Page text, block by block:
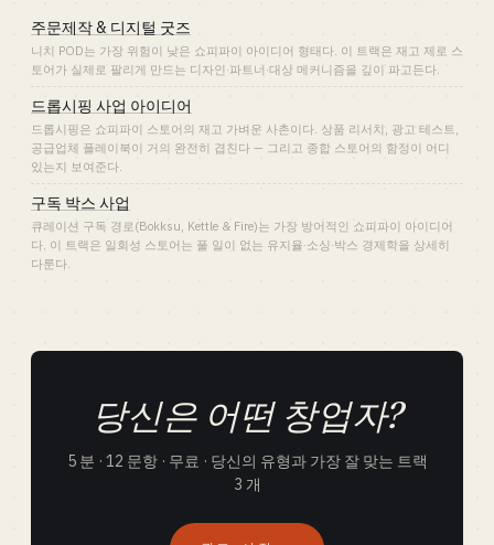
주문제작 & 디지털 굿즈
니치 POD는 가장 위험이 낮은 쇼피파이 아이디어 형태다. 이 트랙은 재고 제로 스
토어가 실제로 팔리게 만드는 디자인·파트너·대상 메커니즘을 깊이 파고든다.
드롭시핑 사업 아이디어
드롭시핑은 쇼피파이 스토어의 재고 가벼운 사촌이다. 상품 리서치, 광고 테스트,
공급업체 플레이북이 거의 완전히 겹친다 — 그리고 종합 스토어의 함정이 어디
있는지 보여준다.
구독 박스 사업
큐레이션 구독 경로(Bokksu, Kettle & Fire)는 가장 방어적인 쇼피파이 아이디어
다. 이 트랙은 일회성 스토어는 풀 일이 없는 유지율·소싱·박스 경제학을 상세히
다룬다.
당신은 어떤 창업자?
5 분 · 12 문항 · 무료 · 당신의 유형과 가장 잘 맞는 트랙
3 개